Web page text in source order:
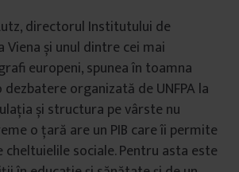
directorul Institutului de
Viena și unul dintre cei mai
europeni, spunea în toamna
organizată de UNFPA la
și structura pe vârste nu
o țară are un PIB care îi permite
sociale. Pentru asta este